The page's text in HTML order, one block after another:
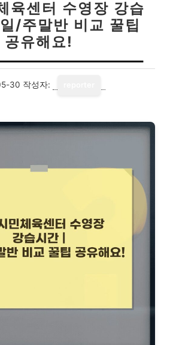
육센터 수영장 강습
/주말반 비교 꿀팁
공유해요!
30 작성자: